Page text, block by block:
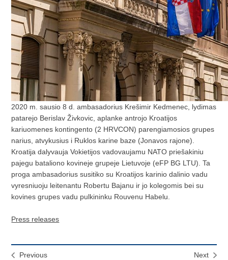
2020 m. sausio 8 d. ambasadorius Krešimir Kedmenec, lydimas
patarejo Berislav Živkovic, aplanke antrojo Kroatijos
kariuomenes kontingento (2 HRVCON) parengiamosios grupes
narius, atvykusius i Ruklos karine baze (Jonavos rajone).
Kroatija dalyvauja Vokietijos vadovaujamu NATO priešakiniu
pajegu bataliono kovineje grupeje Lietuvoje (eFP BG LTU). Ta
proga ambasadorius susitiko su Kroatijos karinio dalinio vadu
vyresniuoju leitenantu Robertu Bajanu ir jo kolegomis bei su
kovines grupes vadu pulkininku Rouvenu Habelu.
Press releases
Previous
Next